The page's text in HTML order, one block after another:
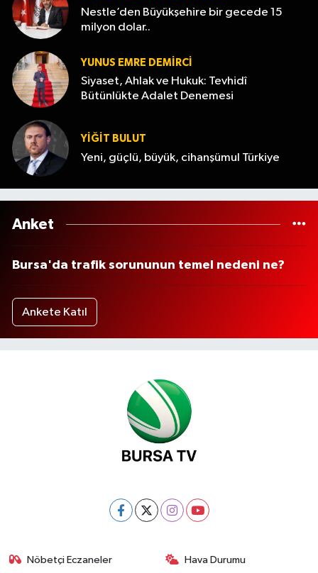
Nestle’den Büyükşehire bir gecede 15
milyon dolar..
YUNUS EMRE DEMIRCI
Siyaset, Ahlak ve Hukuk: Tevhidî
Bütünlükte Adalet Denemesi
YİĞİT BULUT
Yeni, güçlü, büyük, cihanşümul Türkiye
Anket
Bursa'da trafik sorununun temel nedeni ne?
Ankete Katıl
Nöbetçi Eczaneler Hava Durumu